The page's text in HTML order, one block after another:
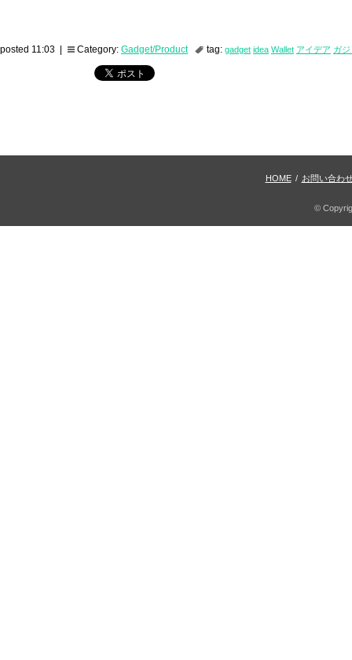
posted 11:03 | Category: Gadget/Product tag: gadget idea Wallet アイデア ガ
HOME / お問い合わ
©